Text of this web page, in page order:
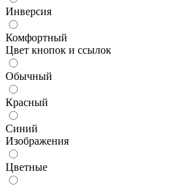
Инверсия
Комфортный
Цвет кнопок и ссылок
Обычный
Красный
Синий
Изображения
Цветные